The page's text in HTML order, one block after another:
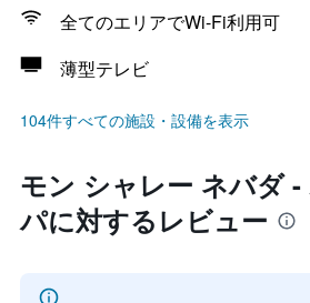
全てのエリアでWi-Fi利用可
薄型テレビ
104件すべての施設・設備を表示
モン シャレー ネバダ
パに対するレビュー